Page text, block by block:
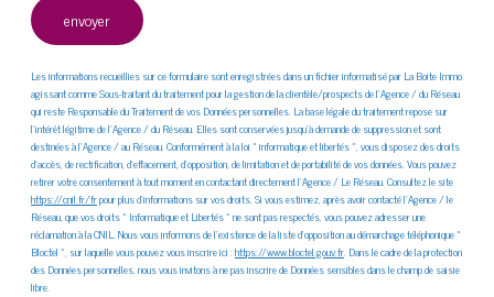
envoyer
Les informations recueillies sur ce formulaire sont enregistrées dans un fichier informatisé par La Boite Immo
agissant comme Sous-traitant du traitement pour la gestion de la clientèle/prospects de l'Agence / du Réseau
qui reste Responsable du Traitement de vos Données personnelles. La base légale du traitement repose sur
l'intérêt légitime de l'Agence / du Réseau. Elles sont conservées jusqu'à demande de suppression et sont
destinées à l'Agence / au Réseau. Conformément à la loi « informatique et libertés », vous disposez des droits
d’accès, de rectification, d’effacement, d’opposition, de limitation et de portabilité de vos données. Vous pouvez
retirer votre consentement à tout moment en contactant directement l’Agence / Le Réseau. Consultez le site
https://cnil.fr/frpour plus d’informations sur vos droits. Si vous estimez, après avoir contacté l'Agence / le
Réseau, que vos droits « Informatique et Libertés » ne sont pas respectés, vous pouvez adresser une
réclamation à la CNIL. Nous vous informons de l’existence de la liste d'opposition au démarchage téléphonique «
Bloctel », sur laquelle vous pouvez vous inscrire ici :https://www.bloctel.gouv.fr. Dans le cadre de la protection
des Données personnelles, nous vous invitons à ne pas inscrire de Données sensibles dans le champ de saisie
libre.